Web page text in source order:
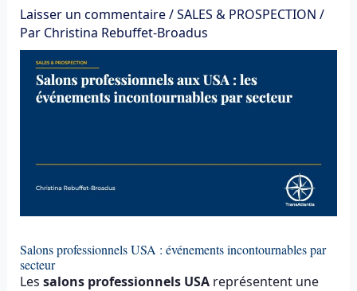
Laisser un commentaire/SALES & PROSPECTION /
Par Christina Rebuffet-Broadus
Salons professionnels USA : événements incontournables par
secteur
Les salons professionnels USAreprésentent une